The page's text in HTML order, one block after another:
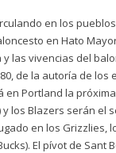
en los
en Hato
las vivencias del
de la autoría de los
en Portland la
los Blazers serán el
en los Grizzlies,
El pívot de Sant